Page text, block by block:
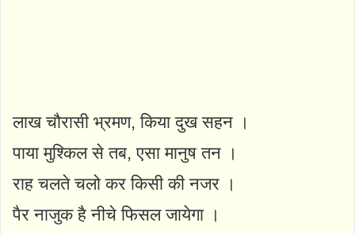
लाख चौरासी भ्रमण, किया दुख सहन ।
पाया मुश्किल से तब, एसा मानुष तन ।
राह चलते चलो कर किसी की नजर ।
पैर नाजुक है नीचे फिसल जायेगा ।